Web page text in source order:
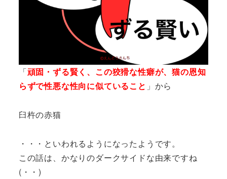
「頑固・ずる賢く、この狡猾な性癖が、猫の恩知
らずで性悪な性向に似ていること 」から
臼杵の赤猫
・・・といわれるようになったようです。
この話は、かなりのダークサイドな由来ですね
(・・)